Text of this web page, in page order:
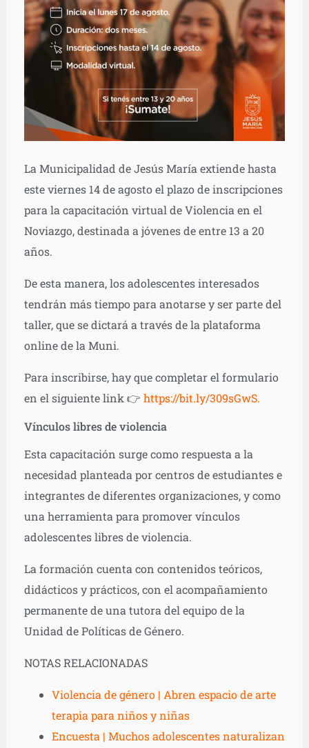
La Municipalidad de Jesús María extiende hasta
este viernes 14 de agosto el plazo de inscripciones
para la capacitación virtual de Violencia en el
Noviazgo, destinada a jóvenes de entre 13 a 20
años.
De esta manera, los adolescentes interesados
tendrán más tiempo para anotarse y ser parte del
taller, que se dictará a través de la plataforma
online de la Muni.
Para inscribirse, hay que completar el formulario
en el siguiente link 👉 https://bit.ly/309sGwS.
Vínculos libres de violencia
Esta capacitación surge como respuesta a la
necesidad planteada por centros de estudiantes e
integrantes de diferentes organizaciones, y como
una herramienta para promover vínculos
adolescentes libres de violencia.
La formación cuenta con contenidos teóricos,
didácticos y prácticos, con el acompañamiento
permanente de una tutora del equipo de la
Unidad de Políticas de Género.
NOTAS RELACIONADAS
Violencia de género | Abren espacio de arte
terapia para niños y niñas
Encuesta | Muchos adolescentes naturalizan